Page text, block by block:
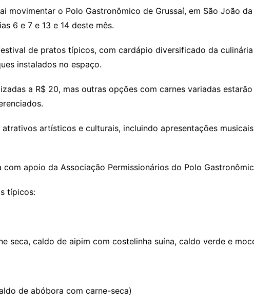
movimentar o Polo Gastronômico de Grussaí, em São João da
6 e 7 e 13 e 14 deste mês.
de pratos típicos, com cardápio diversificado da
instalados no espaço.
a R$ 20, mas outras opções com carnes variadas estarão
artísticos e culturais, incluindo apresentações
apoio da Associação Permissionários do Polo
típicos:
seca, caldo de aipim com costelinha suína, caldo verde e
de abóbora com carne-seca)